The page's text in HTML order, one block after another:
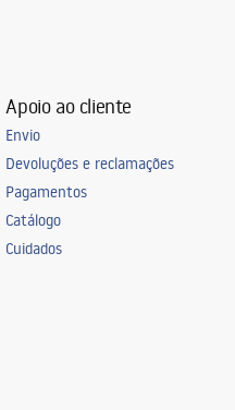
Apoio ao cliente
Envio
Devoluções e reclamações
Pagamentos
Catálogo
Cuidados